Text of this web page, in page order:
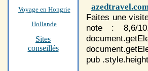
Voyage en Hongrie
Hollande
Sites
conseillés
Faites une
note : 8,6/
pub